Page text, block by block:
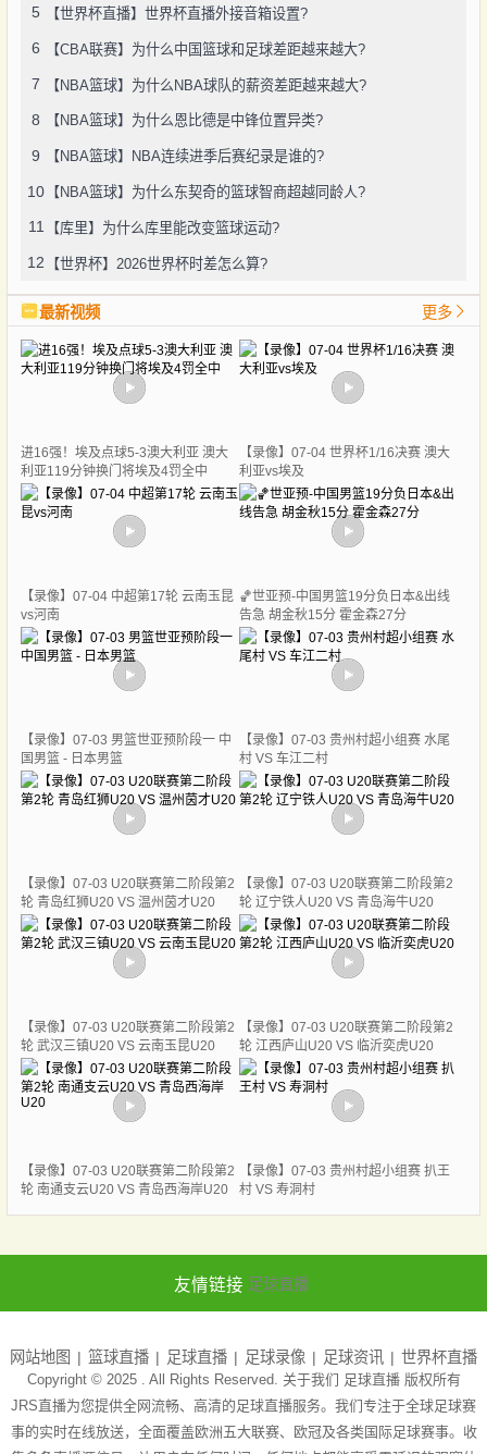
5 【世界杯直播】世界杯直播外接音箱设置?
6 【CBA联赛】为什么中国篮球和足球差距越来越大?
7 【NBA篮球】为什么NBA球队的薪资差距越来越大?
8 【NBA篮球】为什么恩比德是中锋位置异类?
9 【NBA篮球】NBA连续进季后赛纪录是谁的?
10 【NBA篮球】为什么东契奇的篮球智商超越同龄人?
11 【库里】为什么库里能改变篮球运动?
12 【世界杯】2026世界杯时差怎么算?
最新视频 更多
进16强！埃及点球5-3澳大利亚 澳大
利亚119分钟换门将埃及4罚全中
【录像】07-04 世界杯1/16决赛 澳大
利亚vs埃及
【录像】07-04 中超第17轮 云南玉昆
vs河南
🏀世亚预-中国男篮19分负日本&出线
告急 胡金秋15分 霍金森27分
【录像】07-03 男篮世亚预阶段一 中
国男篮 - 日本男篮
【录像】07-03 贵州村超小组赛 水尾
村 VS 车江二村
【录像】07-03 U20联赛第二阶段第2
轮 青岛红狮U20 VS 温州茵才U20
【录像】07-03 U20联赛第二阶段第2
轮 辽宁铁人U20 VS 青岛海牛U20
【录像】07-03 U20联赛第二阶段第2
轮 武汉三镇U20 VS 云南玉昆U20
【录像】07-03 U20联赛第二阶段第2
轮 江西庐山U20 VS 临沂奕虎U20
【录像】07-03 U20联赛第二阶段第2
轮 南通支云U20 VS 青岛西海岸U20
【录像】07-03 贵州村超小组赛 扒王
村 VS 寿洞村
友情链接 足球直播
网站地图 篮球直播 足球直播 足球录像 足球资讯 世界杯直播
Copyright © 2025 . All Rights Reserved. 关于我们 足球直播版权所有
JRS直播为您提供全网流畅、高清的足球直播服务。我们专注于全球足球赛
事的实时在线放送，全面覆盖欧洲五大联赛、欧冠及各类国际足球赛事。收